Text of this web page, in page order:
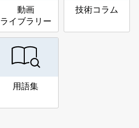
動画
ライブラリー
技術コラム
用語集